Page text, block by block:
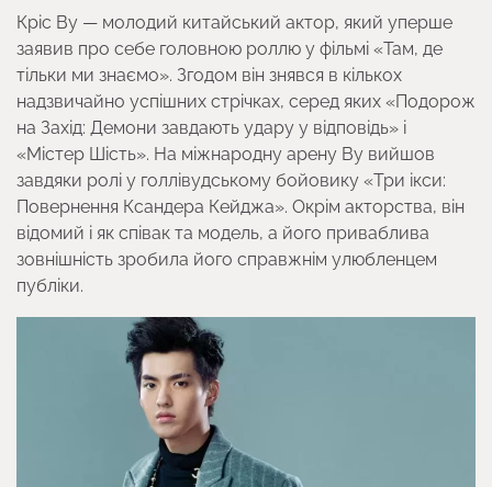
Кріс Ву — молодий китайський актор, який уперше
заявив про себе головною роллю у фільмі «Там, де
тільки ми знаємо». Згодом він знявся в кількох
надзвичайно успішних стрічках, серед яких «Подорож
на Захід: Демони завдають удару у відповідь» і
«Містер Шість». На міжнародну арену Ву вийшов
завдяки ролі у голлівудському бойовику «Три ікси:
Повернення Ксандера Кейджа». Окрім акторства, він
відомий і як співак та модель, а його приваблива
зовнішність зробила його справжнім улюбленцем
публіки.